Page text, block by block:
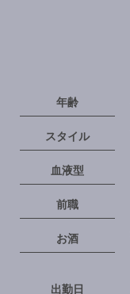
年齢
スタイル
血液型
前職
お酒
出勤日